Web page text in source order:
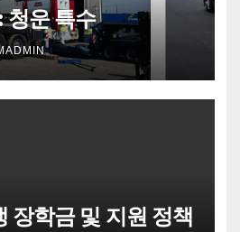
청운 특수
장학금 및 지원 정책